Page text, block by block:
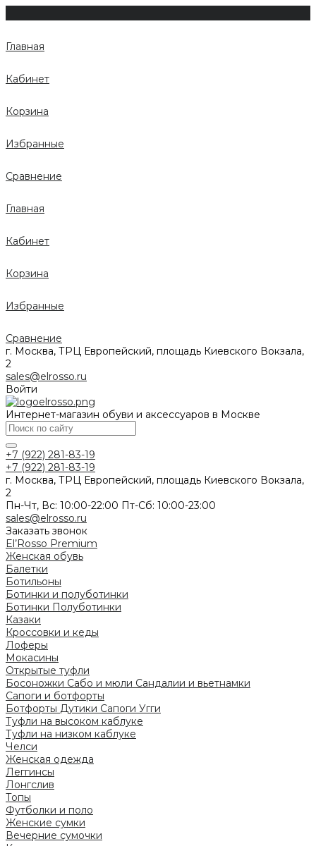
Главная
Кабинет
Корзина
Избранные
Сравнение
Главная
Кабинет
Корзина
Избранные
Сравнение
г. Москва, ТРЦ Европейский, площадь Киевского Вокзала,
2
sales@elrosso.ru
Войти
Интернет-магазин обуви и аксессуаров в Москве
+7 (922) 281-83-19
+7 (922) 281-83-19
г. Москва, ТРЦ Европейский, площадь Киевского Вокзала,
2
Пн-Чт, Вс: 10:00-22:00 Пт-Сб: 10:00-23:00
sales@elrosso.ru
Заказать звонок
El’Rosso Premium
Женская обувь
Балетки
Ботильоны
Ботинки и полуботинки
Ботинки Полуботинки
Казаки
Кроссовки и кеды
Лоферы
Мокасины
Открытые туфли
Босоножки Сабо и мюли Сандалии и вьетнамки
Сапоги и ботфорты
Ботфорты Дутики Сапоги Угги
Туфли на высоком каблуке
Туфли на низком каблуке
Челси
Женская одежда
Леггинсы
Лонгслив
Топы
Футболки и поло
Женские сумки
Вечерние сумочки